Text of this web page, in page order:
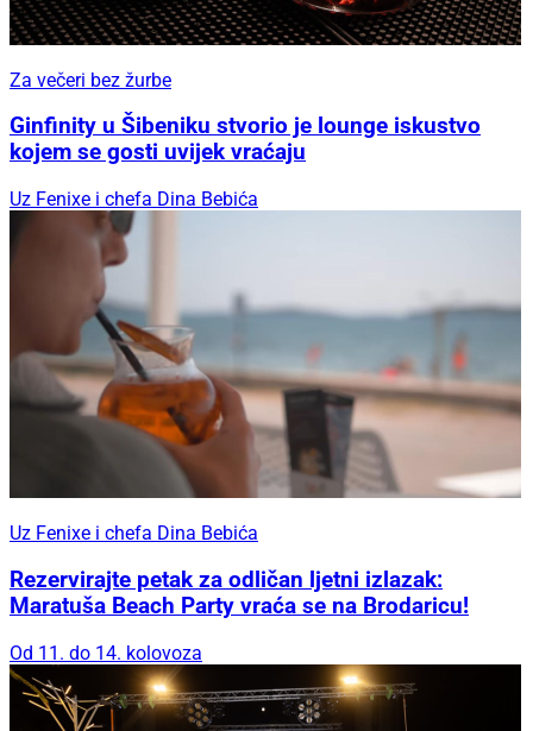
Za večeri bez žurbe
Ginfinity u Šibeniku stvorio je lounge iskustvo
kojem se gosti uvijek vraćaju
Uz Fenixe i chefa Dina Bebića
Uz Fenixe i chefa Dina Bebića
Rezervirajte petak za odličan ljetni izlazak:
Maratuša Beach Party vraća se na Brodaricu!
Od 11. do 14. kolovoza